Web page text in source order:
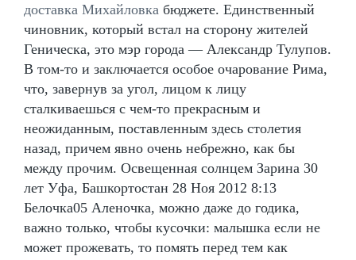
доставка Михайловка бюджете. Единственный
чиновник, который встал на сторону жителей
Геническа, это мэр города — Александр Тулупов.
В том-то и заключается особое очарование Рима,
что, завернув за угол, лицом к лицу
сталкиваешься с чем-то прекрасным и
неожиданным, поставленным здесь столетия
назад, причем явно очень небрежно, как бы
между прочим. Освещенная солнцем Зарина 30
лет Уфа, Башкортостан 28 Ноя 2012 8:13
Белочка05 Аленочка, можно даже до годика,
важно только, чтобы кусочки: малышка если не
может прожевать, то помять перед тем как